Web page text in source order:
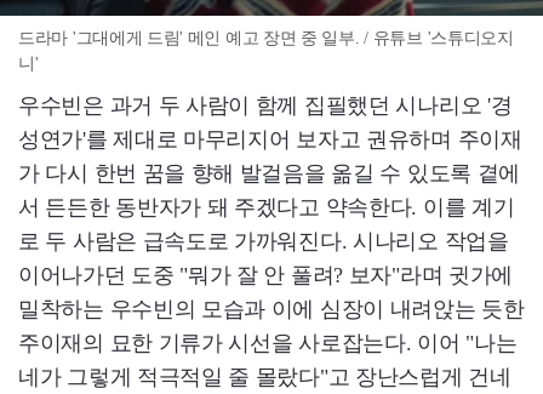
드라마 '그대에게 드림' 메인 예고 장면 중 일부. / 유튜브 '스튜디오지
니'
우수빈은 과거 두 사람이 함께 집필했던 시나리오 '경
성연가'를 제대로 마무리지어 보자고 권유하며 주이재
가 다시 한번 꿈을 향해 발걸음을 옮길 수 있도록 곁에
서 든든한 동반자가 돼 주겠다고 약속한다. 이를 계기
로 두 사람은 급속도로 가까워진다. 시나리오 작업을
이어나가던 도중 "뭐가 잘 안 풀려? 보자"라며 귓가에
밀착하는 우수빈의 모습과 이에 심장이 내려앉는 듯한
주이재의 묘한 기류가 시선을 사로잡는다. 이어 "나는
네가 그렇게 적극적일 줄 몰랐다"고 장난스럽게 건네